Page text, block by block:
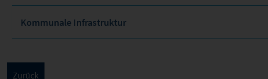
Kommunale Infrastruktur